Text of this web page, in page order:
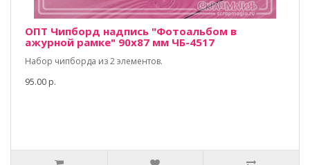
ОПТ Чипборд надпись "Фотоальбом в
ажурной рамке" 90х87 мм ЧБ-4517
Набор чипборда из 2 элементов.
95.00 р.